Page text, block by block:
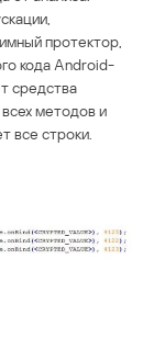
протектор,
кода Android-
средства
методов и
все строки.